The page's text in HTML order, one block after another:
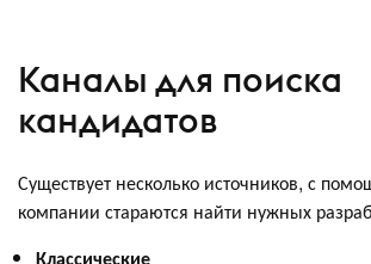
Каналы для поиска
кандидатов
Существует несколько источников, с
компании стараются найти нужных
Классические